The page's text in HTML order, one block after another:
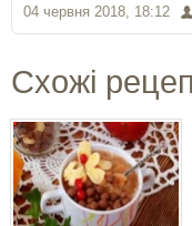
04 червня 2018, 18:12
Схожі